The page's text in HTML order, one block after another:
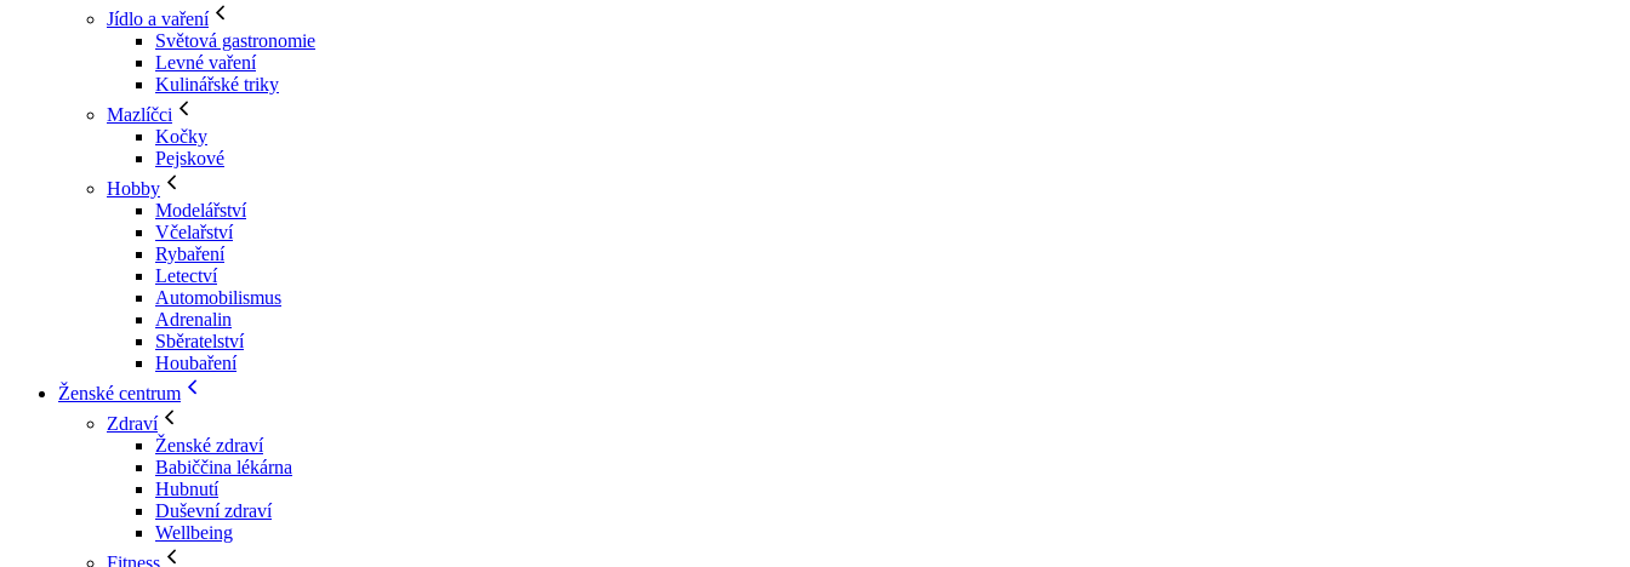
Jídlo a vaření
Světová gastronomie
Levné vaření
Kulinářské triky
Mazlíčci
Kočky
Pejskové
Hobby
Modelářství
Včelařství
Rybaření
Letectví
Automobilismus
Adrenalin
Sběratelství
Houbaření
Ženské centrum
Zdraví
Ženské zdraví
Babiččina lékárna
Hubnutí
Duševní zdraví
Wellbeing
Fitness